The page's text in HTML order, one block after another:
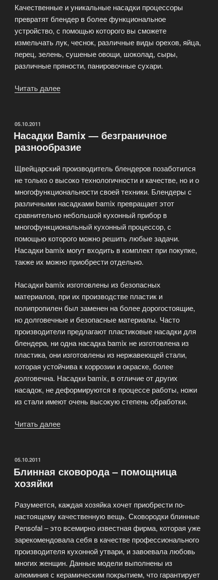
Качественные и уникальные насадки процессоры
превратят блендер в более функциональное
устройство, с помощью которого вы сможете
измельчать лук, чеснок, различные виды орехов, яйца,
перец, зелень, сушеные овощи, шоколад, сыры,
различные пряности, панировочные сухари.
Читать далее
ОПУБЛИКОВАНО
05.10.2011
Насадки Bamix — безграничное
разнообразие
Щвейцарский производитель блендеров позаботился
не только о высоко технологичности и качестве, но и о
многофункциональности своей техники. Блендеры с
различными насадками bamix превращает этот
сравнительно небольшой кухонный прибор в
многофункциональный кухонный процессор, с
помощью которого можно решить любые задачи.
Насадки bamix могут входить в комплект при покупке,
также их можно приобрести отдельно.
Насадки bamix изготовлены из безопасных
материалов, при их производстве пластик и
полипропилен был заменен на более дорогостоящие,
но долговечные и безопасные материалы. Часто
производители предлагают пластиковые насадки для
блендера, ни одна насадка bamix не изготовлена из
пластика, они изготовлены из нержавеющей стали,
которая устойчива к коррозии и окраске, более
долговечна. Насадки bamix, в отличие от других
насадок, не деформируются в процессе работы, ножи
из стали имеют очень высокую степень обработки.
Читать далее
разнообразие»
ОПУБЛИКОВАНО
05.10.2011
Блинная сковорода – помощница
хозяйки
Разумеется, каждая хозяйка хочет приобрести по-
настоящему качественную вещь. Сковородки блинные
Pensofal – это всемирно известная фирма, которая уже
зарекомендовала себя в качестве профессионального
производителя кухонной утвари, и завоевала любовь
многих женщин. Данные модели выполнены из
алюминия с керамическим покрытием, что гарантирует